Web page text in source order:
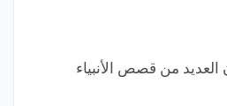
من قصص الأنبياء